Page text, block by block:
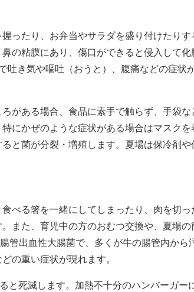
ったり、お弁当やサラダを盛り付けたり
の粘膜にあり、傷口ができると侵入して
吐き気や嘔吐（おうと）、腹痛などの症状
がある場合、食品に素手で触らず、手袋
にかぜのような症状がある場合はマスクを
と菌が分裂・増殖します。夏場は保冷剤
べる箸を一緒にしてしまったり、肉を切っ
また、育児中の方のおむつ交換や、夏場
管出血性大腸菌で、多くが牛の腸管内から
の重い症状が現れます。
と死滅します。加熱不十分のハンバーガー